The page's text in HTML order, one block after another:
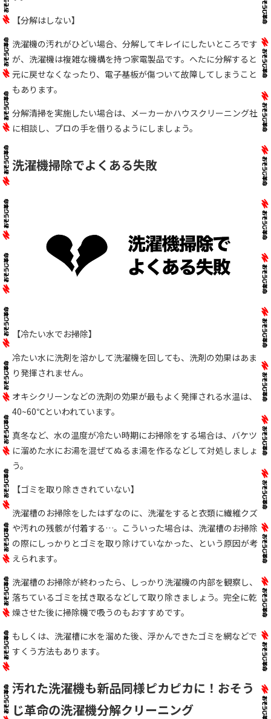
【分解はしない】
洗濯機の汚れがひどい場合、分解してキレイにしたいところです
が、洗濯機は複雑な機構を持つ家電製品です。へたに分解すると
元に戻せなくなったり、電子基板が傷ついて故障してしまうこと
もあります。
分解清掃を実施したい場合は、メーカーかハウスクリーニング社
に相談し、プロの手を借りるようにしましょう。
洗濯機掃除でよくある失敗
【冷たい水でお掃除】
冷たい水に洗剤を溶かして洗濯機を回しても、洗剤の効果はあま
り発揮されません。
オキシクリーンなどの洗剤の効果が最もよく発揮される水温は、
40~60℃といわれています。
真冬など、水の温度が冷たい時期にお掃除をする場合は、バケツ
に溜めた水にお湯を混ぜてぬるま湯を作るなどして対処しましょ
う。
【ゴミを取り除ききれていない】
洗濯槽のお掃除をしたはずなのに、洗濯をすると衣類に繊維クズ
や汚れの残骸が付着する…。こういった場合は、洗濯槽のお掃除
の際にしっかりとゴミを取り除けていなかった、という原因が考
えられます。
洗濯槽のお掃除が終わったら、しっかり洗濯機の内部を観察し、
落ちているゴミを拭き取るなどして取り除きましょう。完全に乾
燥させた後に掃除機で吸うのもおすすめです。
もしくは、洗濯槽に水を溜めた後、浮かんできたゴミを網などで
すくう方法もあります。
汚れた洗濯機も新品同様ピカピカに！おそう
じ革命の洗濯機分解クリーニング